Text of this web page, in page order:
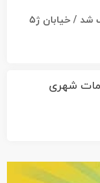
۳ باب مغازه محدوده پستک خریداری و تخریب شد / خیابان ژ۵